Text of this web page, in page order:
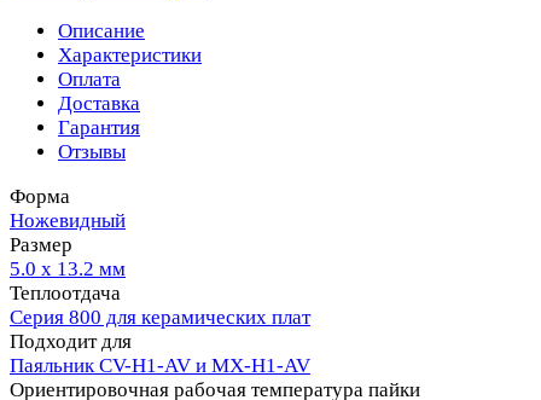
Описание
Характеристики
Оплата
Доставка
Гарантия
Отзывы
Форма
Ножевидный
Размер
5.0 х 13.2 мм
Теплоотдача
Серия 800 для керамических плат
Подходит для
Паяльник CV-H1-AV и MX-H1-AV
Ориентировочная рабочая температура пайки